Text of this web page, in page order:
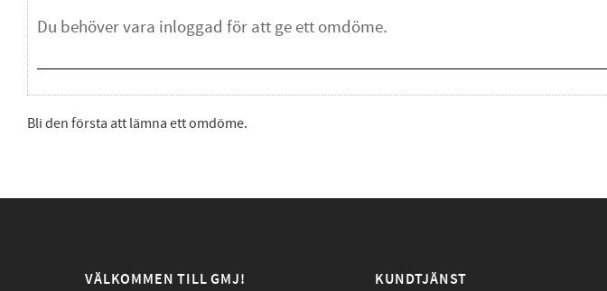
Bli den första att lämna ett omdöme.
VÄLKOMMEN TILL GMJ! KUNDTJÄNST